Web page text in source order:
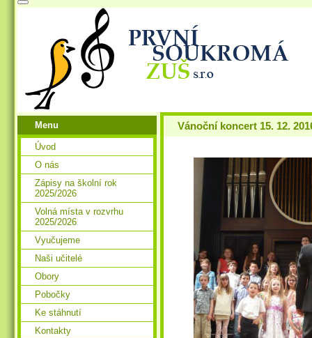
Vánoční koncert 15. 12.
Menu
Úvod
O nás
Zápisy na školní rok
2025/2026
Volná místa v rozvrhu
2025/2026
Vyučujeme
Naši učitelé
Obory
Pobočky
Ke stáhnutí
Kontakty